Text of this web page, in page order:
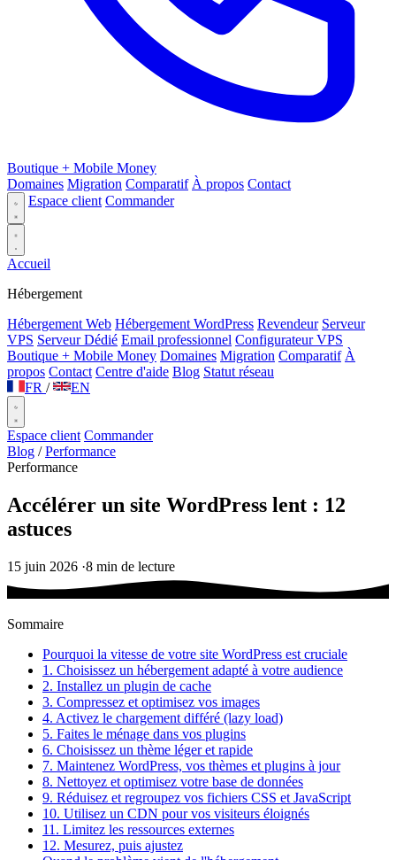
Boutique + Mobile Money
Domaines Migration Comparatif À propos Contact
Espace client Commander
Accueil
Hébergement
Hébergement Web Hébergement WordPress Revendeur Serveur
VPS Serveur Dédié Email professionnel Configurateur VPS
Boutique + Mobile Money Domaines Migration Comparatif À
propos Contact Centre d'aide Blog Statut réseau
FR / EN
Espace client Commander
Blog / Performance
Performance
Accélérer un site WordPress lent : 12
astuces
15 juin 2026 ·8 min de lecture
Sommaire
Pourquoi la vitesse de votre site WordPress est cruciale
1. Choisissez un hébergement adapté à votre audience
2. Installez un plugin de cache
3. Compressez et optimisez vos images
4. Activez le chargement différé (lazy load)
5. Faites le ménage dans vos plugins
6. Choisissez un thème léger et rapide
7. Maintenez WordPress, vos thèmes et plugins à jour
8. Nettoyez et optimisez votre base de données
9. Réduisez et regroupez vos fichiers CSS et JavaScript
10. Utilisez un CDN pour vos visiteurs éloignés
11. Limitez les ressources externes
12. Mesurez, puis ajustez